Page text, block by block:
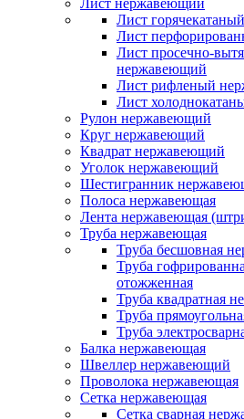
Лист нержавеющий
Лист
Лист
Лист просечно-
нержавеющий
Лист рифленый
Лист
Рулон нержавеющий
Круг нержавеющий
Квадрат нержавеющий
Уголок нержавеющий
Шестигранник
Полоса нержавеющая
Лента нержавеющая
Труба нержавеющая
Труба бесшовная
Труба
отожженная
Труба квадратная
Труба
Труба
Балка нержавеющая
Швеллер нержавеющий
Проволока нержавеющая
Сетка нержавеющая
Сетка сварная